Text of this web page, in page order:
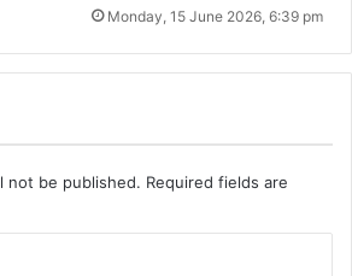
Monday, 15 June 2026, 6:39 pm
not be published. Required fields are